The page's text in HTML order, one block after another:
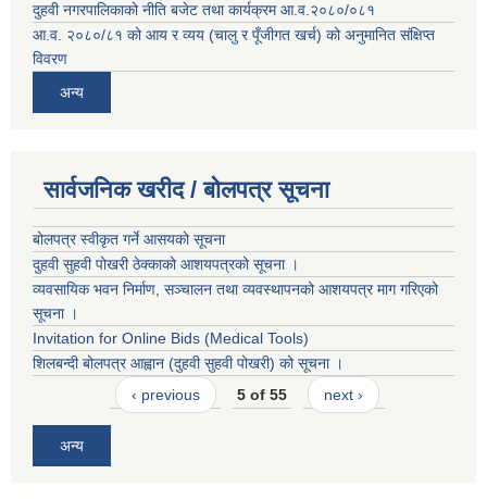
दुहवी नगरपालिकाको नीति बजेट तथा कार्यक्रम आ.व.२०८०/०८१
आ.व. २०८०/८१ को आय र व्यय (चालु र पूँजीगत खर्च) को अनुमानित संक्षिप्त
विवरण
अन्य
सार्वजनिक खरीद / बोलपत्र सूचना
बोलपत्र स्वीकृत गर्ने आसयको सूचना
दुहवी सुहवी पोखरी ठेक्काको आशयपत्रको सूचना ।
व्यवसायिक भवन निर्माण, सञ्चालन तथा व्यवस्थापनको आशयपत्र माग गरिएको
सूचना ।
Invitation for Online Bids (Medical Tools)
शिलबन्दी बोलपत्र आह्वान (दुहवी सुहवी पोखरी) को सूचना ।
‹ previous
5 of 55 next ›
अन्य